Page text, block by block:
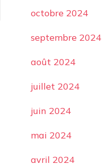
octobre 2024
septembre 2024
août 2024
juillet 2024
juin 2024
mai 2024
avril 2024